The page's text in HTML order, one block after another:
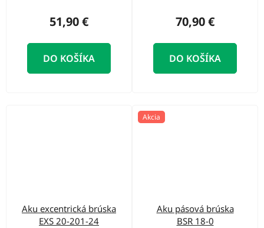
51,90 €
DO KOŠÍKA
70,90 €
DO KOŠÍKA
Aku excentrická brúska
EXS 20-201-24
Akcia
Aku pásová brúska
BSR 18-0